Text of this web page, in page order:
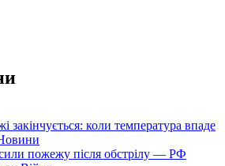
закінчується: коли температура впаде
пожежу після обстрілу — РФ